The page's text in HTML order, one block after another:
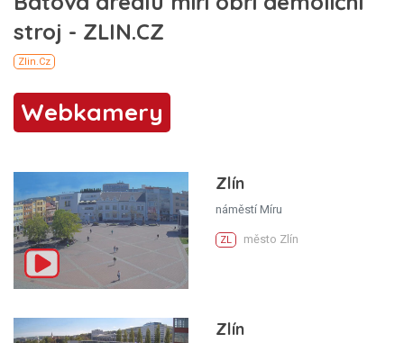
Webkamery
Zlín
náměstí Míru
ZL město Zlín
Zlín